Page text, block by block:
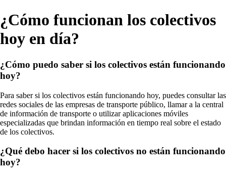
¿Cómo funcionan los colectivos
hoy en día?
¿Cómo puedo saber si los colectivos están funcionando
hoy?
Para saber si los colectivos están funcionando hoy, puedes consultar las
redes sociales de las empresas de transporte público, llamar a la central
de información de transporte o utilizar aplicaciones móviles
especializadas que brindan información en tiempo real sobre el estado
de los colectivos.
¿Qué debo hacer si los colectivos no están funcionando
hoy?